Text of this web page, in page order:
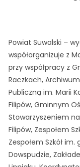
Powiat Suwalski –
współorganizuje z
przy współpracy z
Raczkach,
Publiczną im. Marii
Filipów, Gminnym
Stowarzyszeniem
Filipów, Zespołem
Zespołem Szkół
Dowspudzie,